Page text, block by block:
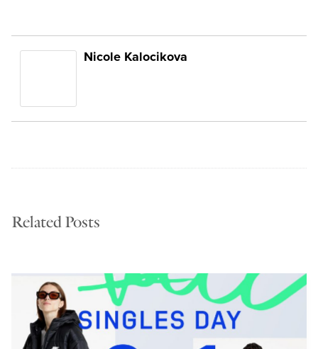
Nicole Kalocikova
Related Posts